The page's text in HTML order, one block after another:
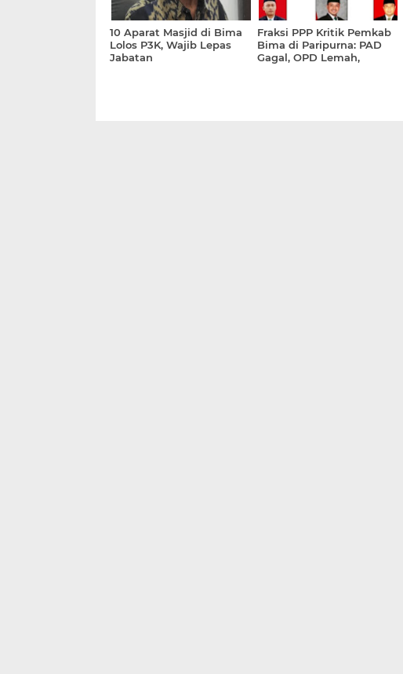
10 Aparat Masjid di Bima
Lolos P3K, Wajib Lepas
Jabatan
Fraksi PPP Kritik Pemkab
Bima di Paripurna: PAD
Gagal, OPD Lemah,